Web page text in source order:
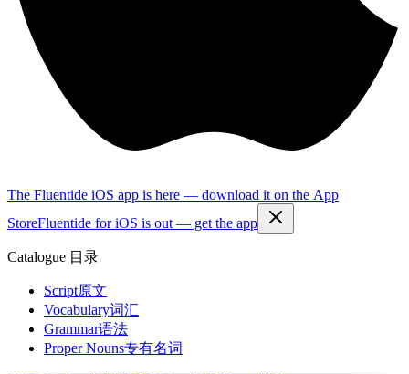
The Fluentide iOS app is here — download it on the App
StoreFluentide for iOS is out — get the app
Catalogue 目录
Script原文
Vocabulary词汇
Grammar语法
Proper Nouns专有名词